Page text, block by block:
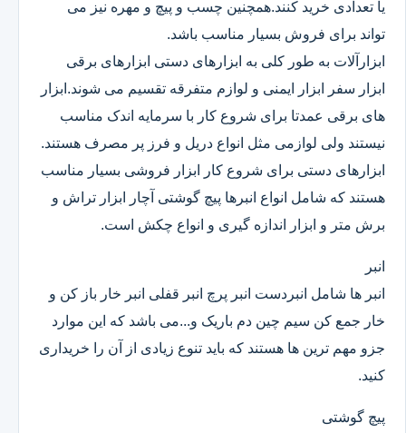
یا تعدادی خرید کنند.همچنین چسب و پیچ و مهره نیز می
تواند برای فروش بسیار مناسب باشد.
ابزارآلات به طور کلی به ابزارهای دستی ابزارهای برقی
ابزار سفر ابزار ایمنی و لوازم متفرقه تقسیم می شوند.ابزار
های برقی عمدتا برای شروع کار با سرمایه اندک مناسب
نیستند ولی لوازمی مثل انواع دریل و فرز پر مصرف هستند.
ابزارهای دستی برای شروع کار ابزار فروشی بسیار مناسب
هستند که شامل انواع انبرها پیچ گوشتی آچار ابزار تراش و
برش متر و ابزار اندازه گیری و انواع چکش است.
انبر
انبر ها شامل انبردست انبر پرچ انبر قفلی انبر خار باز کن و
خار جمع کن سیم چین دم باریک و...می باشد که این موارد
جزو مهم ترین ها هستند که باید تنوع زیادی از آن را خریداری
کنید.
پیچ گوشتی